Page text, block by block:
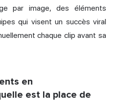
par image, des éléments
qui visent un succès viral
chaque clip avant sa
en
est la place de